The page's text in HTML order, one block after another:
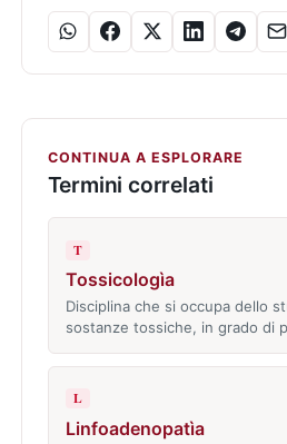
CONTINUA A ESPLORARE
Termini correlati
T
Tossicologìa
Disciplina che si occupa dello
sostanze tossiche, in grado di
L
Linfoadenopatìa